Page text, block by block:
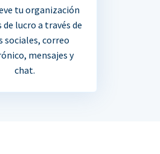
tu organización
de lucro a través de
sociales, correo
mensajes y
chat.